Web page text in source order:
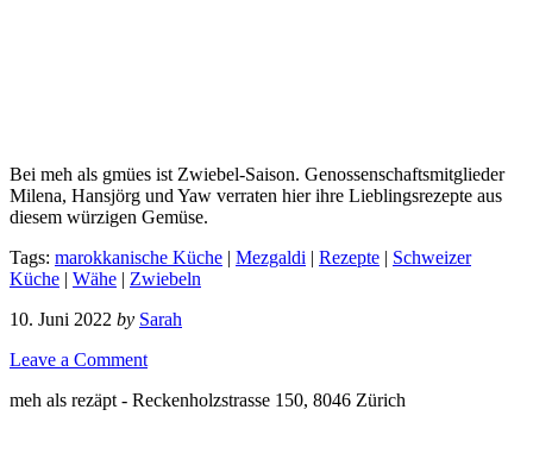
Bei meh als gmües ist Zwiebel-Saison. Genossenschaftsmitglieder
Milena, Hansjörg und Yaw verraten hier ihre Lieblingsrezepte aus
diesem würzigen Gemüse.
Tags: marokkanische Küche | Mezgaldi | Rezepte | Schweizer
Küche | Wähe | Zwiebeln
10. Juni 2022 by Sarah
Leave a Comment
meh als rezäpt - Reckenholzstrasse 150, 8046 Zürich